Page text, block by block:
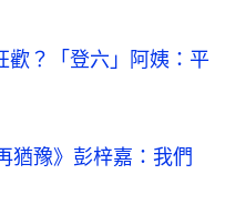
歡？「登六」阿姨：平
猶豫》彭梓嘉：我們